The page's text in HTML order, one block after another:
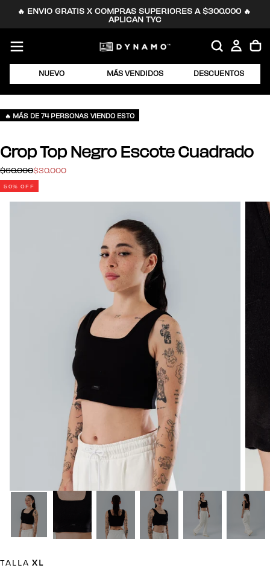
🔥 ENVIO GRATIS X COMPRAS SUPERIORES A $300.000 🔥
APLICAN TYC
SALTAR
NUEVO MÁS VENDIDOS DESCUENTOS
🔥 MÁS DE 74 PERSONAS VIENDO ESTO
Crop Top Negro Escote Cuadrado
$30.000
Precio
regular
$60.000Precio
de
oferta
$30.000
50% OFF
TALLA XL